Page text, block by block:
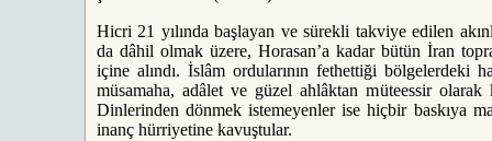
Hicri 21 yılında başlayan ve sürekli takviye edilen
da dâhil olmak üzere, Horasan’a kadar bütün İran
içine alındı. İslâm ordularının fethettiği bölgelerdeki
müsamaha, adâlet ve güzel ahlâktan müteessir
Dinlerinden dönmek istemeyenler ise hiçbir baskıya
inanç hürriyetine kavuştular.